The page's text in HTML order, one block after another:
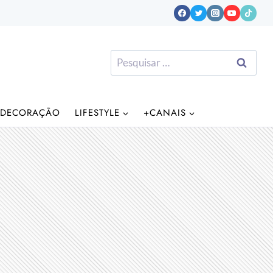
Pesquisar
por:
DECORAÇÃO LIFESTYLE +CANAIS